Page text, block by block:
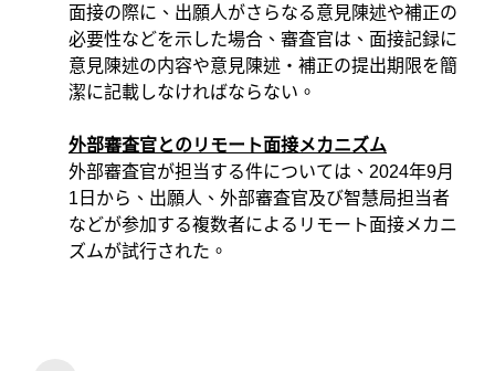
面接の際に、出願人がさらなる意見陳述や補正の
必要性などを示した場合、審査官は、面接記録に
意見陳述の内容や意見陳述・補正の提出期限を簡
潔に記載しなければならない。
外部審査官とのリモート面接メカニズム
外部審査官が担当する件については、 2024年9月
1 日から、出願人、外部審査官及び智慧局担当者
などが参加する複数者によるリモート面接メカニ
ズムが試行された。